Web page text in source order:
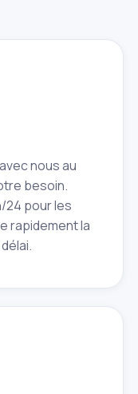
nous au
besoin.
24 pour les
rapidement la